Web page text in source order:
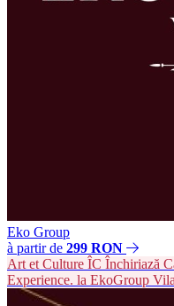
Eko Group
à partir de 299 RON
Art et Culture ÎC Închiriază
Experience. la EkoGroup Vila